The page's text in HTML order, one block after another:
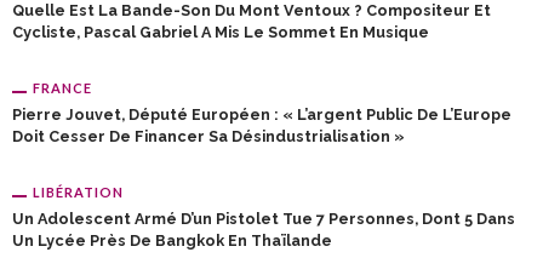
Quelle Est La Bande-Son Du Mont Ventoux ? Compositeur Et
Cycliste, Pascal Gabriel A Mis Le Sommet En Musique
FRANCE
Pierre Jouvet, Député Européen : « L’argent Public De L’Europe
Doit Cesser De Financer Sa Désindustrialisation »
LIBÉRATION
Un Adolescent Armé D’un Pistolet Tue 7 Personnes, Dont 5 Dans
Un Lycée Près De Bangkok En Thaïlande